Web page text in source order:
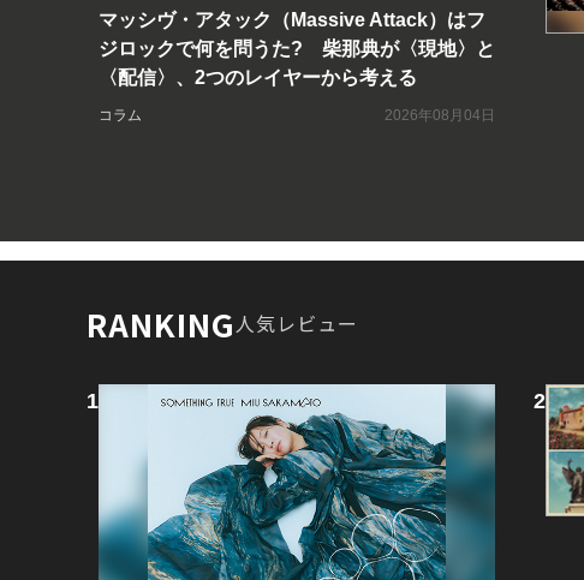
マッシヴ・アタック（Massive Attack）はフ
ジロックで何を問うた? 柴那典が〈現地〉と
〈配信〉、2つのレイヤーから考える
コラム 2026年08月04日
RANKING人気レビュー